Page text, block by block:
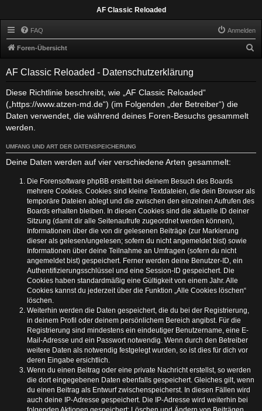
AF Classic Reloaded
FAQ Anmelden
Foren-Übersicht
AF Classic Reloaded - Datenschutzerklärung
Diese Richtlinie beschreibt, wie „AF Classic Reloaded“
(„https://www.atzen-md.de“) (im Folgenden „der Betreiber“) die
Daten verwendet, die während deines Foren-Besuchs gesammelt
werden.
UMFANG UND ART DER DATENSPEICHERUNG
Deine Daten werden auf vier verschiedene Arten gesammelt:
Die Forensoftware phpBB erstellt bei deinem Besuch des Boards
mehrere Cookies. Cookies sind kleine Textdateien, die dein Browser als
temporäre Dateien ablegt und die zwischen den einzelnen Aufrufen des
Boards erhalten bleiben. In diesen Cookies sind die aktuelle ID deiner
Sitzung (damit dir alle Seitenaufrufe zugeordnet werden können),
Informationen über die von dir gelesenen Beiträge (zur Markierung
dieser als gelesen/ungelesen; sofern du nicht angemeldet bist) sowie
Informationen über deine Teilnahme an Umfragen (sofern du nicht
angemeldet bist) gespeichert. Ferner werden deine Benutzer-ID, ein
Authentifizierungsschlüssel und eine Session-ID gespeichert. Die
Cookies haben standardmäßig eine Gültigkeit von einem Jahr. Alle
Cookies kannst du jederzeit über die Funktion „Alle Cookies löschen“
löschen.
Weiterhin werden die Daten gespeichert, die du bei der Registrierung,
in deinem Profil oder deinem persönlichem Bereich angibst. Für die
Registrierung sind mindestens ein eindeutiger Benutzername, eine E-
Mail-Adresse und ein Passwort notwendig. Wenn durch den Betreiber
weitere Daten als notwendig festgelegt wurden, so ist dies für dich vor
deren Eingabe ersichtlich.
Wenn du einen Beitrag oder eine private Nachricht erstellst, so werden
die dort eingegebenen Daten ebenfalls gespeichert. Gleiches gilt, wenn
du einen Beitrag als Entwurf zwischenspeicherst. In diesen Fällen wird
auch deine IP-Adresse gespeichert. Die IP-Adresse wird weiterhin bei